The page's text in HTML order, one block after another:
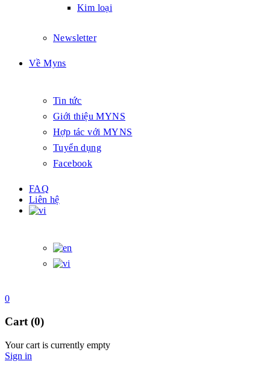
Kim loại
Newsletter
Về Myns
Tin tức
Giới thiệu MYNS
Hợp tác với MYNS
Tuyển dụng
Facebook
FAQ
Liên hệ
0
Cart (0)
Your cart is currently empty
Sign in